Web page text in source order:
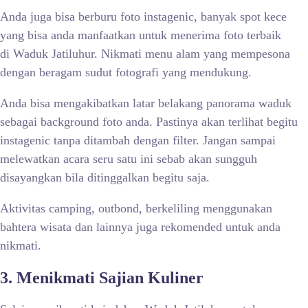
Anda juga bisa berburu foto instagenic, banyak spot kece
yang bisa anda manfaatkan untuk menerima foto terbaik
di Waduk Jatiluhur. Nikmati menu alam yang mempesona
dengan beragam sudut fotografi yang mendukung.
Anda bisa mengakibatkan latar belakang panorama waduk
sebagai background foto anda. Pastinya akan terlihat begitu
instagenic tanpa ditambah dengan filter. Jangan sampai
melewatkan acara seru satu ini sebab akan sungguh
disayangkan bila ditinggalkan begitu saja.
Aktivitas camping, outbond, berkeliling menggunakan
bahtera wisata dan lainnya juga rekomended untuk anda
nikmati.
3. Menikmati Sajian Kuliner